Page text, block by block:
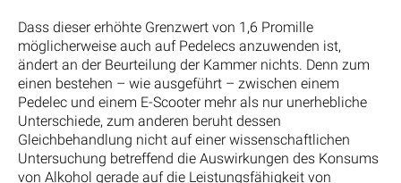
Dass dieser erhöhte Grenzwert von 1,6 Promille
möglicherweise auch auf Pedelecs anzuwenden ist,
ändert an der Beurteilung der Kammer nichts. Denn zum
einen bestehen – wie ausgeführt – zwischen einem
Pedelec und einem E-Scooter mehr als nur unerhebliche
Unterschiede, zum anderen beruht dessen
Gleichbehandlung nicht auf einer wissenschaftlichen
Untersuchung betreffend die Auswirkungen des Konsums
von Alkohol gerade auf die Leistungsfähigkeit von